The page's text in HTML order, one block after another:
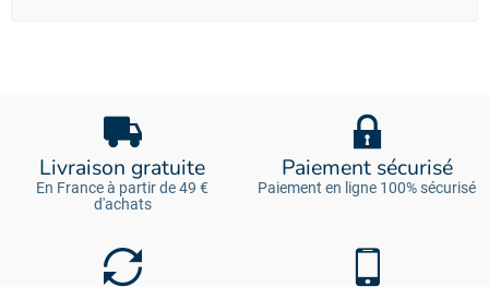
Livraison gratuite
En France à partir de 49 €
d'achats
Paiement sécurisé
Paiement en ligne 100% sécurisé